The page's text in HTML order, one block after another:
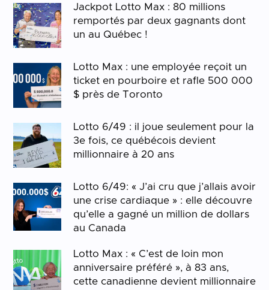
Jackpot Lotto Max : 80 millions
remportés par deux gagnants dont
un au Québec !
Lotto Max : une employée reçoit un
ticket en pourboire et rafle 500 000
$ près de Toronto
Lotto 6/49 : il joue seulement pour la
3e fois, ce québécois devient
millionnaire à 20 ans
Lotto 6/49: « J’ai cru que j’allais avoir
une crise cardiaque » : elle découvre
qu’elle a gagné un million de dollars
au Canada
Lotto Max : « C’est de loin mon
anniversaire préféré », à 83 ans,
cette canadienne devient millionnaire